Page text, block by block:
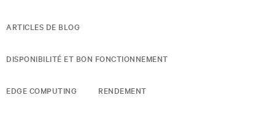
ARTICLES DE BLOG
DISPONIBILITÉ ET BON FONCTIONNEMENT
EDGE COMPUTING RENDEMENT